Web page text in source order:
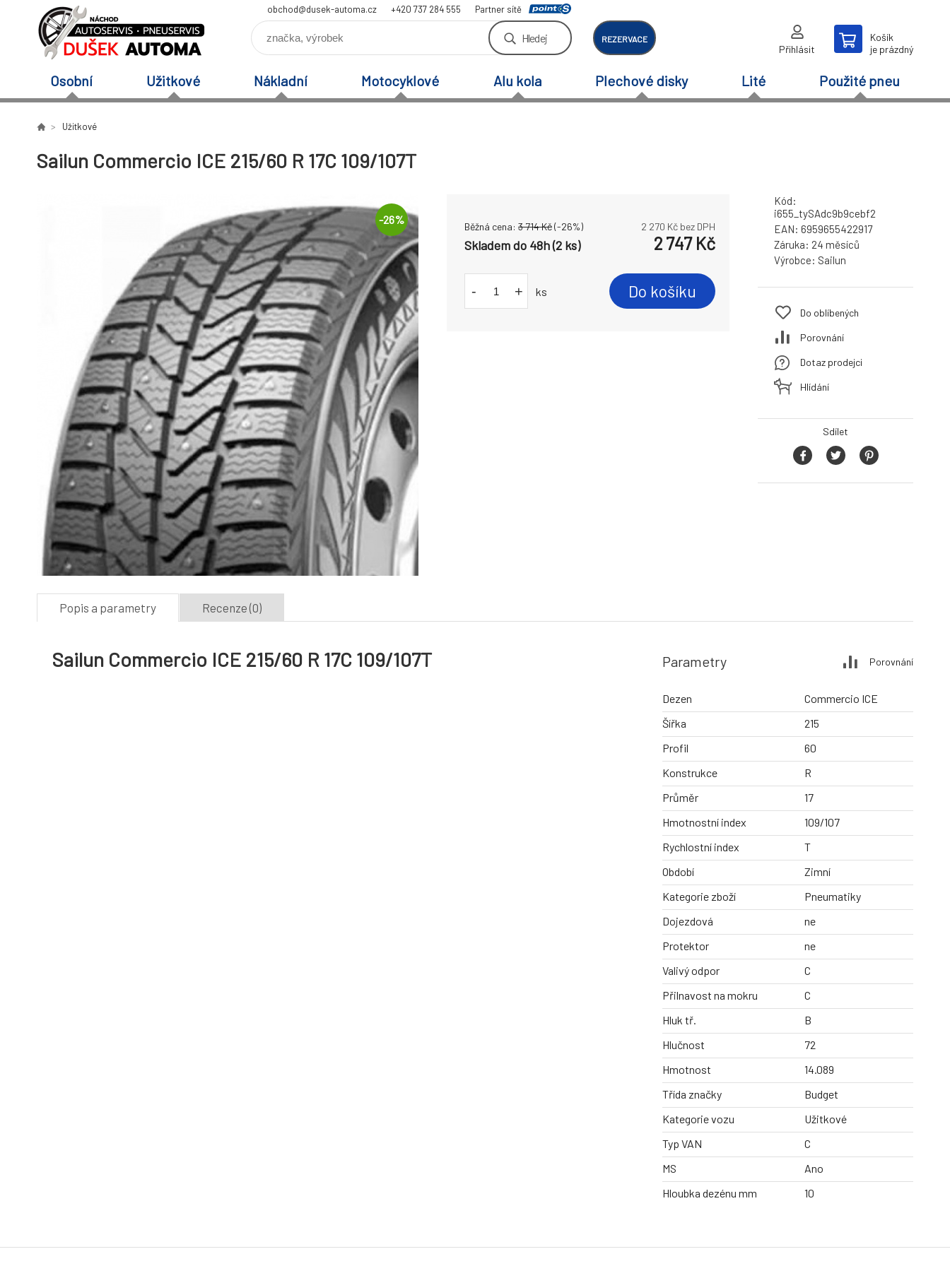
obchod@dusek-automa.cz +420 737 284 555 Partner sítě
Hledej REZERVACE
Přihlásit
Košík
je prázdný
Osobní Užitkové Nákladní Motocyklové Alu kola Plechové disky Lité Použité pneu
Užitkové
Sailun Commercio ICE 215/60 R 17C 109/107T
-26%
Běžná cena: 3 714Kč(-26%) 2 270 Kč bez DPH
Skladem do 48h (2 ks) 2 747Kč
- + ks Do košíku
Kód:
i655_tySAdc9b9cebf2
EAN: 6959655422917
Záruka: 24 měsíců
Výrobce: Sailun
Do oblíbených
Porovnání
Dotaz prodejci
Hlídání
Sdílet
Popis a parametry Recenze (0)
Sailun Commercio ICE 215/60 R 17C 109/107T Parametry Porovnání
Dezen
Commercio ICE
Šířka
215
Profil
60
Konstrukce
R
Průměr
17
Hmotnostní index
109/107
Rychlostní index
T
Období
Zimní
Kategorie zboží
Pneumatiky
Dojezdová
ne
Protektor
ne
Valivý odpor
C
Přilnavost na mokru
C
Hluk tř.
B
Hlučnost
72
Hmotnost
14.089
Třída značky
Budget
Kategorie vozu
Užitkové
Typ VAN
C
MS
Ano
Hloubka dezénu mm
10